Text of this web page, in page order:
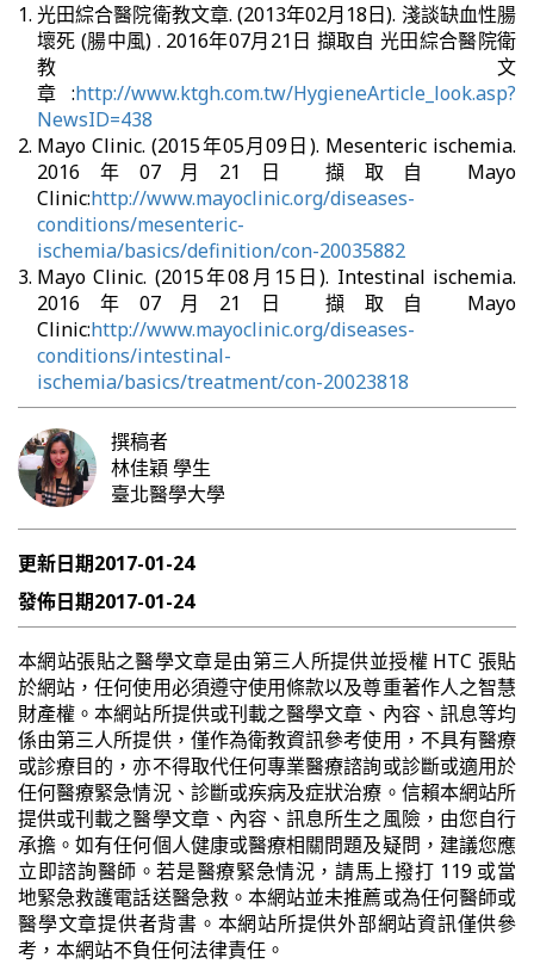
光田綜合醫院衛教文章. (2013年02月18日). 淺談缺血性腸
壞死 (腸中風) . 2016年07月21日 擷取自 光田綜合醫院衛
教文
章:http://www.ktgh.com.tw/HygieneArticle_look.asp?
NewsID=438
Mayo Clinic. (2015年05月09日). Mesenteric ischemia.
2016年07月21日 擷取自 Mayo
Clinic:http://www.mayoclinic.org/diseases-
conditions/mesenteric-
ischemia/basics/definition/con-20035882
Mayo Clinic. (2015年08月15日). Intestinal ischemia.
2016年07月21日 擷取自 Mayo
Clinic:http://www.mayoclinic.org/diseases-
conditions/intestinal-
ischemia/basics/treatment/con-20023818
撰稿者
林佳穎學生
臺北醫學大學
更新日期2017-01-24
發佈日期2017-01-24
本網站張貼之醫學文章是由第三人所提供並授權 HTC 張貼
於網站，任何使用必須遵守使用條款以及尊重著作人之智慧
財產權。本網站所提供或刊載之醫學文章、內容、訊息等均
係由第三人所提供，僅作為衛教資訊參考使用，不具有醫療
或診療目的，亦不得取代任何專業醫療諮詢或診斷或適用於
任何醫療緊急情況、診斷或疾病及症狀治療。信賴本網站所
提供或刊載之醫學文章、內容、訊息所生之風險，由您自行
承擔。如有任何個人健康或醫療相關問題及疑問，建議您應
立即諮詢醫師。若是醫療緊急情況，請馬上撥打 119 或當
地緊急救護電話送醫急救。本網站並未推薦或為任何醫師或
醫學文章提供者背書。本網站所提供外部網站資訊僅供參
考，本網站不負任何法律責任。